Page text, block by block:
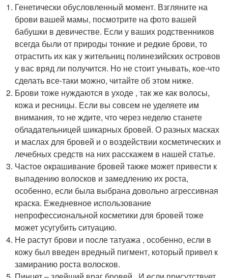
Генетически обусловленный момент. Взгляните на
брови вашей мамы, посмотрите на фото вашей
бабушки в девичестве. Если у ваших родственников
всегда были от природы тонкие и редкие брови, то
отрастить их как у жительниц полинезийских островов
у вас вряд ли получится. Но не стоит унывать, кое-что
сделать все-таки можно, читайте об этом ниже.
Брови тоже нуждаются в уходе , так же как волосы,
кожа и ресницы. Если вы совсем не уделяете им
внимания, то не ждите, что через неделю станете
обладательницей шикарных бровей. О разных масках
и маслах для бровей и о воздействии косметических и
лечебных средств на них расскажем в нашей статье.
Частое окрашивание бровей также может привести к
выпадению волосков и замедлению их роста,
особенно, если была выбрана довольно агрессивная
краска. Ежедневное использование
непрофессиональной косметики для бровей тоже
может усугубить ситуацию.
Не растут брови и после татуажа , особенно, если в
кожу был введен вредный пигмент, который привел к
замиранию роста волосков.